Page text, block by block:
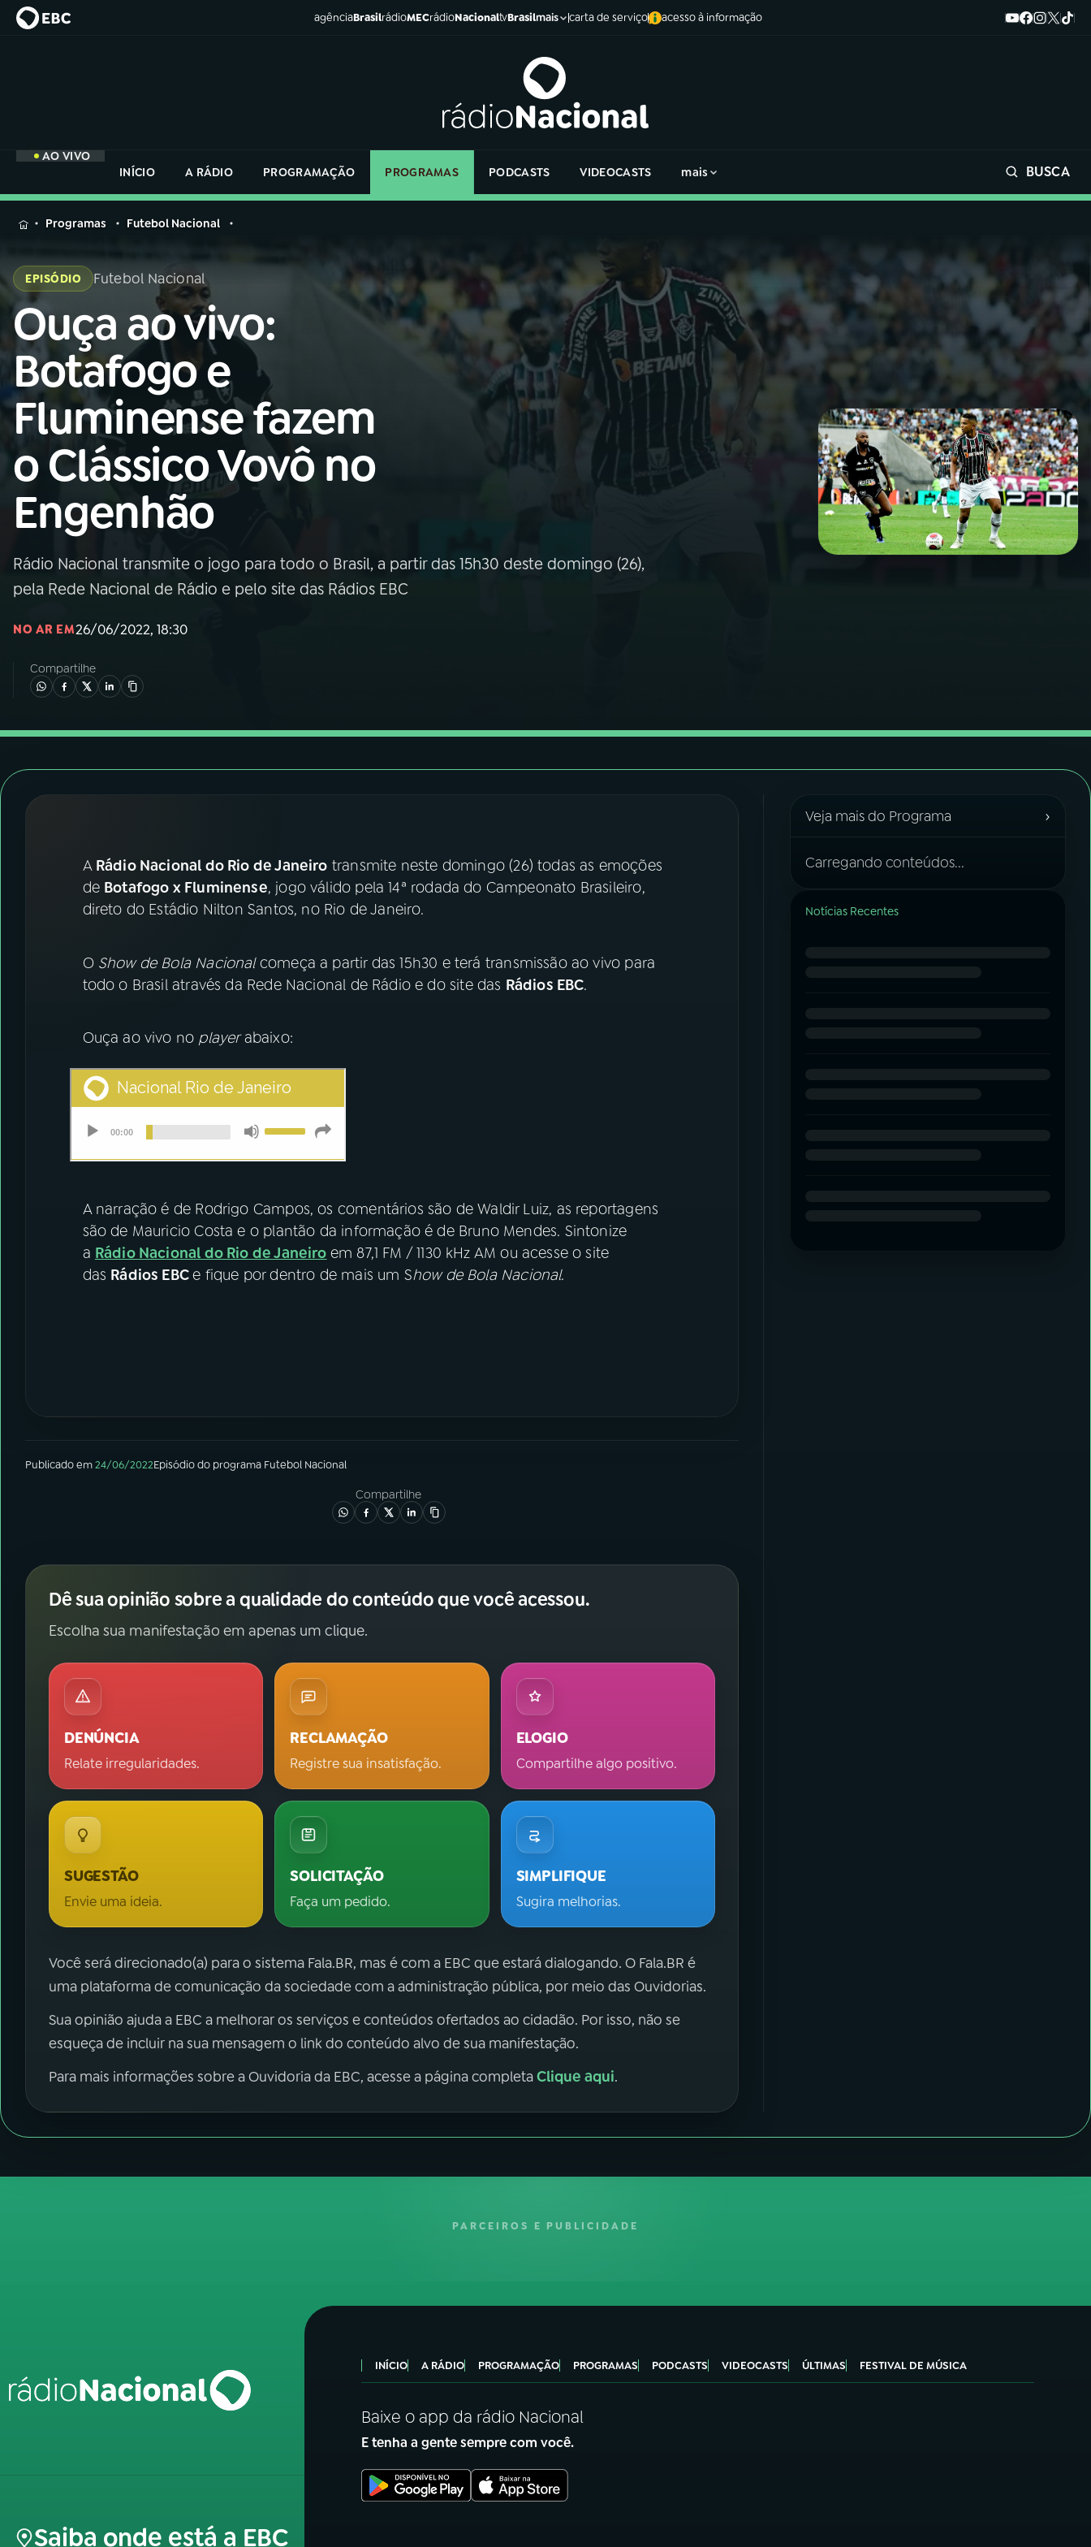
agênciaBrasilrádioMECrádioNacionaltvBrasilmais carta de serviço acesso à informação
AO VIVO
INÍCIO
A RÁDIO PROGRAMAÇÃO PROGRAMAS PODCASTS VIDEOCASTS mais BUSCA
MENU
Buscar
na
Rádio
Nacional
AO VIVO
01 INÍCIO
02 A RÁDIO
03 PROGRAMAÇÃO
04PROGRAMAS
05 PODCASTS
06VIDEOCASTS
07ÚLTIMAS
YouTube Facebook
Instagram X
na
Rádio
Nacional
Programas Futebol Nacional
EPISÓDIO Futebol Nacional
Ouça ao vivo:
Botafogo e
Fluminense fazem
o Clássico Vovô no
Engenhão
Rádio Nacional transmite o jogo para todo o Brasil, a partir das 15h30 deste domingo (26),
pela Rede Nacional de Rádio e pelo site das Rádios EBC
NO AR EM26/06/2022, 18:30
Compartilhe
A Rádio Nacional do Rio de Janeiro transmite neste domingo (26) todas as emoções
de Botafogo x Fluminense, jogo válido pela 14ª rodada do Campeonato Brasileiro,
direto do Estádio Nilton Santos, no Rio de Janeiro.
O Show de Bola Nacionalcomeça a partir das 15h30 e terá transmissão ao vivo para
todo o Brasil através da Rede Nacional de Rádio e do site das Rádios EBC.
Ouça ao vivo no playerabaixo:
A narração é de Rodrigo Campos, os comentários são de Waldir Luiz, as reportagens
são de Mauricio Costa e o plantão da informação é de Bruno Mendes. Sintonize
a Rádio Nacional do Rio de Janeiro em 87,1 FM / 1130 kHz AM ou acesse o site
das Rádios EBCe fique por dentro de mais um Show de Bola Nacional.
Publicado em24/06/2022Episódiodo programa Futebol Nacional
Compartilhe
Dê sua opinião sobre a qualidade do conteúdo que você acessou.
Escolha sua manifestação em apenas um clique.
DENÚNCIA
Relate irregularidades.
RECLAMAÇÃO
Registre sua insatisfação.
ELOGIO
Compartilhe algo positivo.
SUGESTÃO
Envie uma ideia.
SOLICITAÇÃO
Faça um pedido.
SIMPLIFIQUE
Sugira melhorias.
Você será direcionado(a) para o sistema Fala.BR, mas é com a EBC que estará dialogando. O Fala.BR é
uma plataforma de comunicação da sociedade com a administração pública, por meio das Ouvidorias.
Sua opinião ajuda a EBC a melhorar os serviços e conteúdos ofertados ao cidadão. Por isso, não se
esqueça de incluir na sua mensagem o link do conteúdo alvo de sua manifestação.
Para mais informações sobre a Ouvidoria da EBC, acesse a página completaClique aqui.
Veja mais do Programa ›
Carregando conteúdos...
Notícias Recentes
PARCEIROS E PUBLICIDADE
Saiba onde está a EBC
INÍCIO A RÁDIO PROGRAMAÇÃO PROGRAMAS PODCASTS VIDEOCASTS ÚLTIMAS FESTIVAL DE MÚSICA
Baixe o app da rádio Nacional
E tenha a gente sempre com você.